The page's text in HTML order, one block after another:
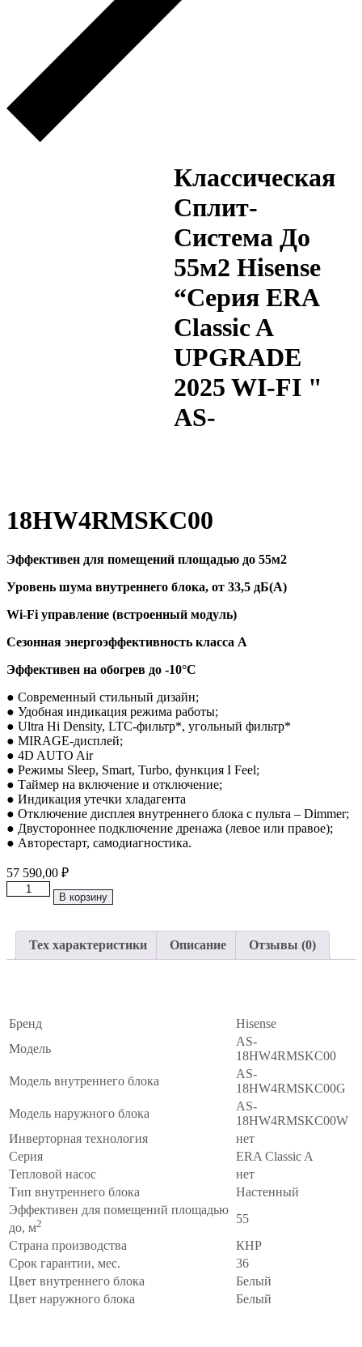
Классическая
Сплит-
Система До
55м2 Hisense
“Серия ERA
Classic A
UPGRADE
2025 WI-FI "
AS-
18HW4RMSKC00
Эффективен для помещений площадью до 55м2
Уровень шума внутреннего блока, от 33,5 дБ(А)
Wi-Fi управление (встроенный модуль)
Сезонная энергоэффективность класса А
Эффективен на обогрев до -10°C
● Современный стильный дизайн;
● Удобная индикация режима работы;
● Ultra Hi Density, LTC-фильтр*, угольный фильтр*
● MIRAGE-дисплей;
● 4D AUTO Air
● Режимы Sleep, Smart, Turbo, функция I Feel;
● Таймер на включение и отключение;
● Индикация утечки хладагента
● Отключение дисплея внутреннего блока с пульта – Dimmer;
● Двустороннее подключение дренажа (левое или правое);
● Авторестарт, самодиагностика.
57 590,00 ₽
Количество
Сплит-
Система
До
ERA
Classic
A
2025
FI
"
AS-
18HW4RMSKC00
В корзину
Тех характеристики Описание Отзывы (0)
Бренд
Hisense
Модель
AS-
18HW4RMSKC00
Модель внутреннего блока
AS-
18HW4RMSKC00G
Модель наружного блока
AS-
18HW4RMSKC00W
Инверторная технология
нет
Серия
ERA Classic A
Тепловой насос
нет
Тип внутреннего блока
Настенный
Эффективен для помещений площадью
до, м2
55
Страна производства
КНР
Срок гарантии, мес.
36
Цвет внутреннего блока
Белый
Цвет наружного блока
Белый